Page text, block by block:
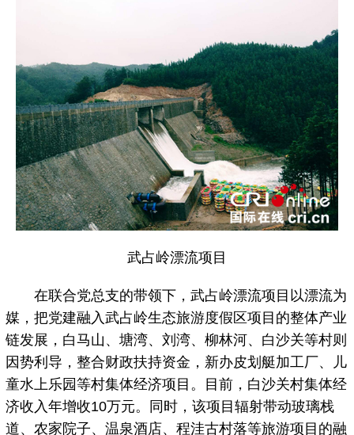
武占岭漂流项目
在联合党总支的带领下，武占岭漂流项目以漂流为
媒，把党建融入武占岭生态旅游度假区项目的整体产业
链发展，白马山、塘湾、刘湾、柳林河、白沙关等村则
因势利导，整合财政扶持资金，新办皮划艇加工厂、儿
童水上乐园等村集体经济项目。目前，白沙关村集体经
济收入年增收10万元。同时，该项目辐射带动玻璃栈
道、农家院子、温泉酒店、程洼古村落等旅游项目的融